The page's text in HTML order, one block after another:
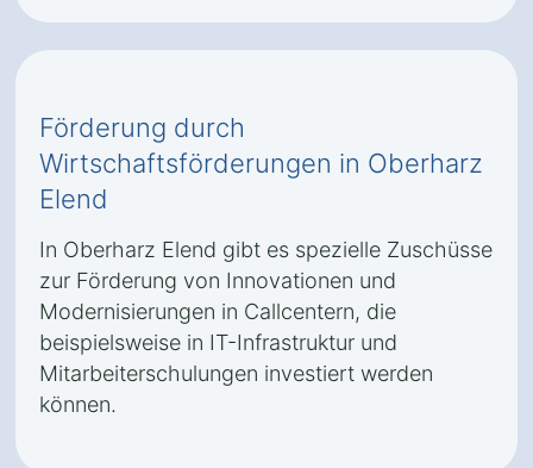
Förderung durch
Wirtschaftsförderungen in Oberharz
Elend
In Oberharz Elend gibt es spezielle Zuschüsse
zur Förderung von Innovationen und
Modernisierungen in Callcentern, die
beispielsweise in IT-Infrastruktur und
Mitarbeiterschulungen investiert werden
können.